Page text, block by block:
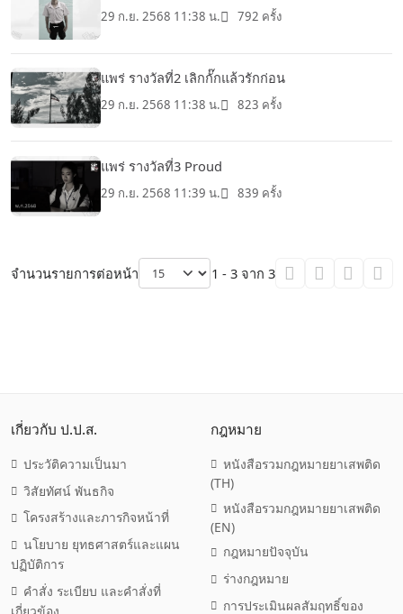
29 ก.ย. 2568 11:38 น. 792 ครั้ง
แพร่ รางวัลที่2 เลิกกั๊กแล้วรักก่อน
29 ก.ย. 2568 11:38 น. 823 ครั้ง
แพร่ รางวัลที่3 Proud
29 ก.ย. 2568 11:39 น. 839 ครั้ง
จำนวนรายการต่อหน้า 1 - 3 จาก 3
เกี่ยวกับ ป.ป.ส.
ประวัติความเป็นมา
วิสัยทัศน์ พันธกิจ
โครงสร้างและภารกิจหน้าที่
นโยบาย ยุทธศาสตร์และแผน
ปฏิบัติการ
คำสั่ง ระเบียบ และคำสั่งที่
กฎหมาย
หนังสือรวมกฎหมายยาเสพติด
(TH)
หนังสือรวมกฎหมายยาเสพติด
(EN)
กฎหมายปัจจุบัน
ร่างกฎหมาย
การประเมินผลสัมฤทธิ์ของ